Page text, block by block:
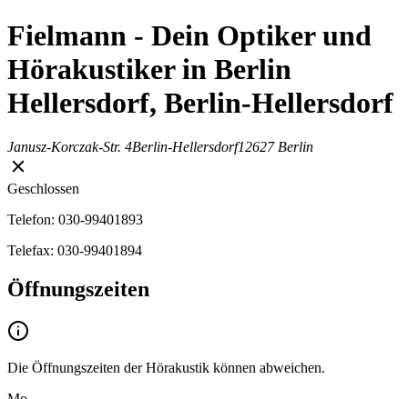
Fielmann - Dein Optiker und
Hörakustiker in Berlin
Hellersdorf, Berlin-Hellersdorf
Janusz-Korczak-Str. 4Berlin-Hellersdorf12627 Berlin
Geschlossen
Telefon: 030-99401893
Telefax: 030-99401894
Öffnungszeiten
Die Öffnungszeiten der Hörakustik können abweichen.